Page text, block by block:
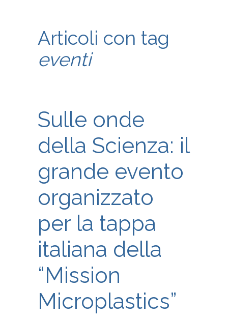
Articoli con tag
eventi
Sulle onde
della Scienza: il
grande evento
organizzato
per la tappa
italiana della
“Mission
Microplastics”